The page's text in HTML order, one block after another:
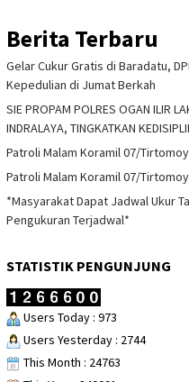
Berita Terbaru
Gelar Cukur Gratis di Baradatu,
Kepedulian di Jumat Berkah
SIE PROPAM POLRES OGAN ILIR
INDRALAYA, TINGKATKAN
Patroli Malam Koramil 07/
Patroli Malam Koramil 07/
*Masyarakat Dapat Jadwal Ukur
Pengukuran Terjadwal*
STATISTIK PENGUNJUNG
Users Today : 973
Users Yesterday : 2744
This Month : 24763